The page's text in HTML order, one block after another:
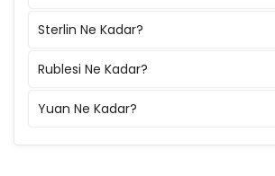
Sterlin Ne Kadar?
Rublesi Ne Kadar?
Yuan Ne Kadar?